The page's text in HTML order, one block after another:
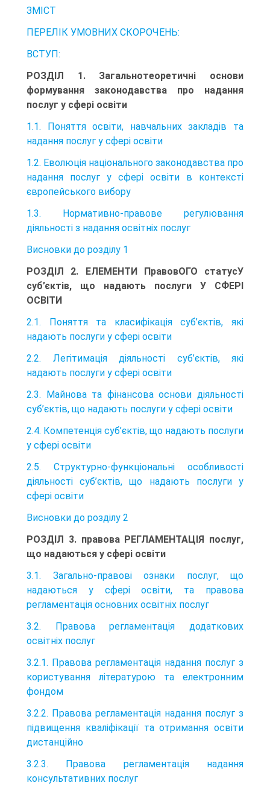
ЗМІСТ
ПЕРЕЛІК УМОВНИХ СКОРОЧЕНЬ:
ВСТУП:
РОЗДІЛ 1. Загальнотеоретичні основи
формування законодавства про надання
послуг у сфері освіти
1.1. Поняття освіти, навчальних закладів та
надання послуг у сфері освіти
1.2. Еволюція національного законодавства про
надання послуг у сфері освіти в контексті
європейського вибору
1.3. Нормативно-правове регулювання
діяльності з надання освітніх послуг
Висновки до розділу 1
РОЗДІЛ 2. ЕЛЕМЕНТИ ПравовОГО статусУ
суб’єктів, що надають послуги У СФЕРІ
ОСВІТИ
2.1. Поняття та класифікація суб’єктів, які
надають послуги у сфері освіти
2.2. Легітимація діяльності суб’єктів, які
надають послуги у сфері освіти
2.3. Майнова та фінансова основи діяльності
суб’єктів, що надають послуги у сфері освіти
2.4. Компетенція суб’єктів, що надають послуги
у сфері освіти
2.5. Структурно-функціональні особливості
діяльності суб’єктів, що надають послуги у
сфері освіти
Висновки до розділу 2
РОЗДІЛ 3. правова РЕГЛАМЕНТАЦІЯ послуг,
що надаються у сфері освіти
3.1. Загально-правові ознаки послуг, що
надаються у сфері освіти, та правова
регламентація основних освітніх послуг
3.2. Правова регламентація додаткових
освітніх послуг
3.2.1. Правова регламентація надання послуг з
користування літературою та електронним
фондом
3.2.2. Правова регламентація надання послуг з
підвищення кваліфікації та отримання освіти
дистанційно
3.2.3. Правова регламентація надання
консультативних послуг